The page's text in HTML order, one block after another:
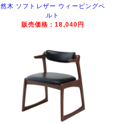
然木 ソフトレザー ウィービングベ
ルト
販売価格：18,040円